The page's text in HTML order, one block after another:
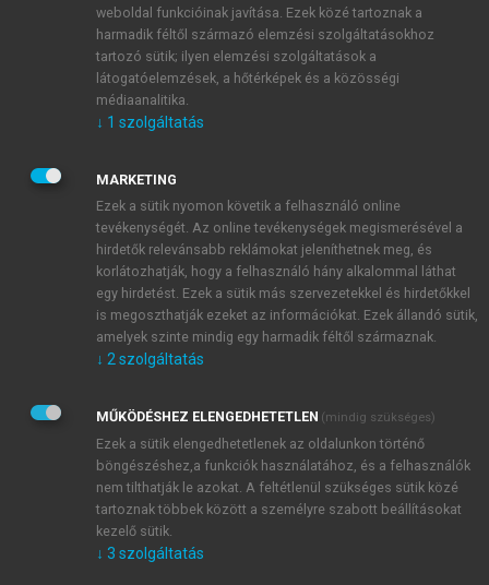
E-MAIL-CÍM
JELSZÓ
JELSZÓ ÚJRA
Kérek értesítést a MeRSZ újdonságairól, akcióiról.
Kérek értesítést az Akadémiai Kiadó Zrt. újdonságairól,
Adatkezelési tájékoztatóbanfoglaltakat tudomásul
veszem és elfogadom.
Általános vásárlási feltételeket, valamint a szotar.netés a
mersz.huoldalak licencszerződéseiben foglaltakat
tudomásul veszem és elfogadom.
KIPRÓBÁLOM
weboldal funkcióinak javítása. Ezek közé tartoznak a
harmadik féltől származó elemzési szolgáltatásokhoz
tartozó sütik; ilyen elemzési szolgáltatások a
látogatóelemzések, a hőtérképek és a közösségi
médiaanalitika.
↓ 1 szolgáltatás
MARKETING
Ezek a sütik nyomon követik a felhasználó online
tevékenységét. Az online tevékenységek megismerésével a
hirdetők relevánsabb reklámokat jeleníthetnek meg, és
korlátozhatják, hogy a felhasználó hány alkalommal láthat
egy hirdetést. Ezek a sütik más szervezetekkel és hirdetőkkel
is megoszthatják ezeket az információkat. Ezek állandó sütik,
amelyek szinte mindig egy harmadik féltől származnak.
↓ 2 szolgáltatás
MŰKÖDÉSHEZ ELENGEDHETETLEN (mindig szükséges)
Ezek a sütik elengedhetetlenek az oldalunkon történő
böngészéshez,a funkciók használatához, és a felhasználók
nem tilthatják le azokat. A feltétlenül szükséges sütik közé
tartoznak többek között a személyre szabott beállításokat
kezelő sütik.
↓ 3 szolgáltatás